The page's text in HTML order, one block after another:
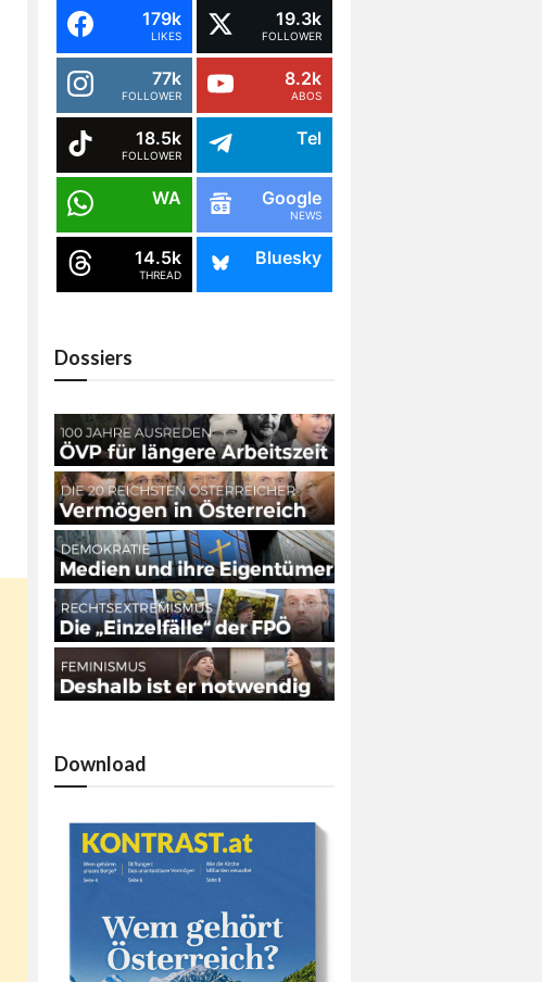
179k
LIKES
19.3k
FOLLOWER
77k
FOLLOWER
8.2k
ABOS
18.5k
FOLLOWER
Tel
WA Google
NEWS
14.5k
THREAD
Bluesky
Dossiers
Download